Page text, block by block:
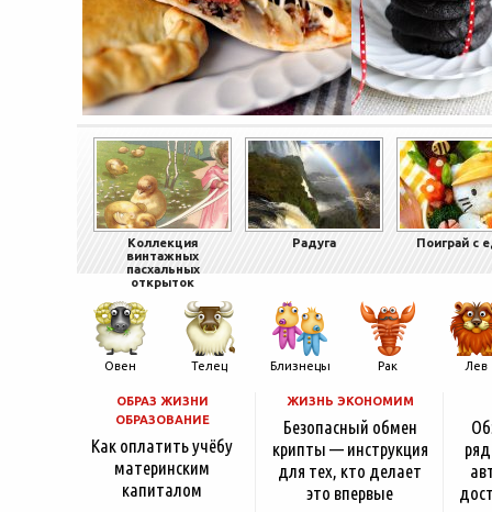
Коллекция
винтажных
пасхальных
открыток
Радуга Поиграй с
Овен Телец Близнецы Рак Лев
ОБРАЗ ЖИЗНИ
ОБРАЗОВАНИЕ
Как оплатить учёбу
материнским
капиталом
ЖИЗНЬ ЭКОНОМИМ
Безопасный обмен
крипты — инструкция
для тех, кто делает
это впервые